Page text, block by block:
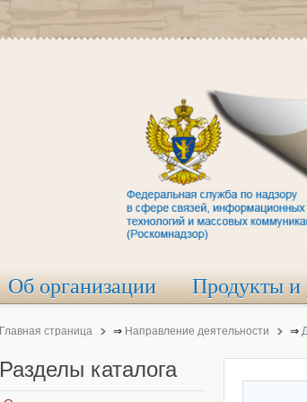
Об организации Продукты и
Главная страница ⇒ Направление деятельности ⇒
Разделы каталога